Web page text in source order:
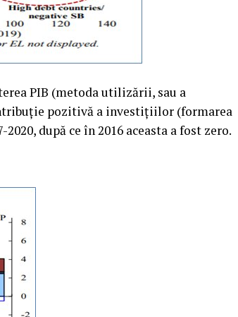
PIB (metoda utilizării, sau a
pozitivă a investiţiilor (formarea
după ce în 2016 aceasta a fost zero.